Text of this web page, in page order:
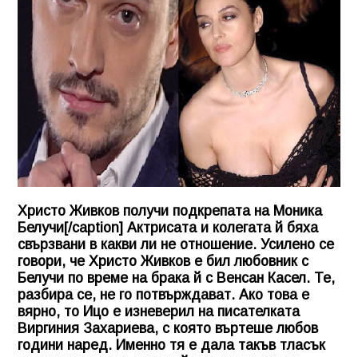
Христо Живков получи подкрепата на Моника
Белучи[/caption] Актрисата и колегата й бяха
свързвани в какви ли не отношение. Усилено се
говори, че Христо Живков е бил любовник с
Белучи по време на брака й с Венсан Касел. Те,
разбира се, не го потвърждават. Ако това е
вярно, то Ицо е изневерил на писателката
Виргиния Захариева, с която въртеше любов
години наред. Именно тя е дала такъв тласък